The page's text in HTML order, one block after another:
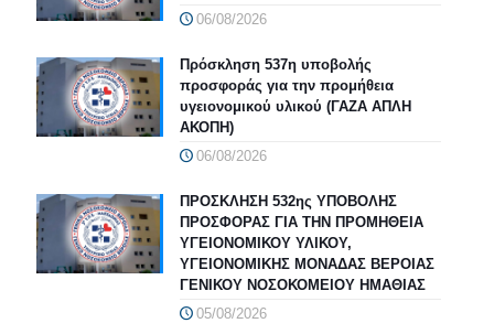
06/08/2026
Πρόσκληση 537η υποβολής
προσφοράς για την προμήθεια
υγειονομικού υλικού (ΓΑΖΑ ΑΠΛΗ
ΑΚΟΠΗ)
06/08/2026
ΠΡΟΣΚΛΗΣΗ 532ης ΥΠΟΒΟΛΗΣ
ΠΡΟΣΦΟΡΑΣ ΓΙΑ ΤΗΝ ΠΡΟΜΗΘΕΙΑ
ΥΓΕΙΟΝΟΜΙΚΟΥ ΥΛΙΚΟΥ,
ΥΓΕΙΟΝΟΜΙΚΗΣ ΜΟΝΑΔΑΣ ΒΕΡΟΙΑΣ
ΓΕΝΙΚΟΥ ΝΟΣΟΚΟΜΕΙΟΥ ΗΜΑΘΙΑΣ
05/08/2026